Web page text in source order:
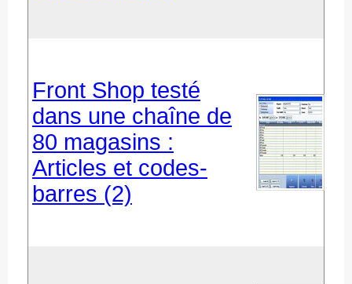
Front Shop testé
dans une chaîne de
80 magasins :
Articles et codes-
barres (2)